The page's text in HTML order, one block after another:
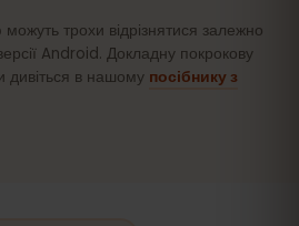
трохи відрізнятися залежно
Android. Докладну покрокову
дивіться в нашому посібнику з